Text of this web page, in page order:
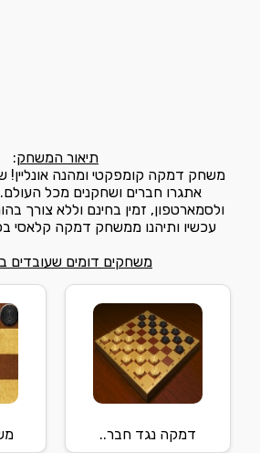
תיאור המשחק:
משחק דמקה קומפקטי ומהנה אונליין!
אתגרו חברים ושחקנים מכל
ולסמארטפון, זמין בחינם וללא צורך
עכשיו ותיהנו ממשחק דמקה קלאסי
משחקים דומים שעובדים
דמקה נגד חבר..